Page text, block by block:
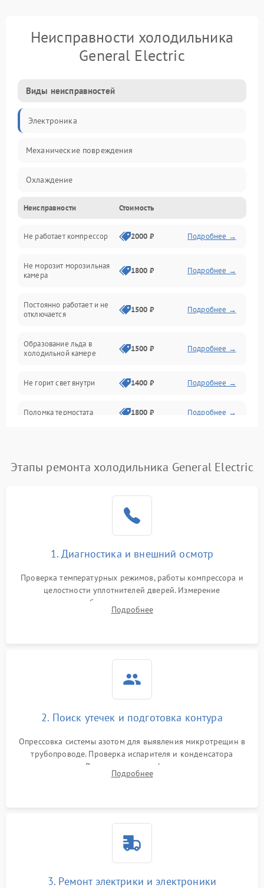
Неисправности холодильника
General Electric
Виды неисправностей
Электроника
Механические повреждения
Охлаждение
Механика
Электропитание
Дренаж
Неисправности Стоимость
Не работает компрессор 2000 ₽ Подробнее →
Не морозит морозильная
камера
1800 ₽ Подробнее →
Постоянно работает и не
отключается
1500 ₽ Подробнее →
Образование льда в
холодильной камере
1500 ₽ Подробнее →
Не горит свет внутри 1400 ₽ Подробнее →
Поломка термостата 1800 ₽ Подробнее →
Поломка системы No Frost 2600 ₽ Подробнее →
работе
2000 ₽ Подробнее →
1000 ₽
1800 ₽
Этапы ремонта холодильника General Electric
1. Диагностика и внешний осмотр
Проверка температурных режимов, работы компрессора и
целостности уплотнителей дверей. Измерение
сопротивления обмоток мотора, проверка термостата и
считывание кодов ошибок с электронного дисплея.
Подробнее
2. Поиск утечек и подготовка контура
Опрессовка системы азотом для выявления микротрещин в
трубопроводе. Проверка испарителя и конденсатора
течеискателем. Демонтаж старого фильтра-осушителя и
продувка капиллярной трубки для устранения засоров.
Подробнее
3. Ремонт электрики и электроники